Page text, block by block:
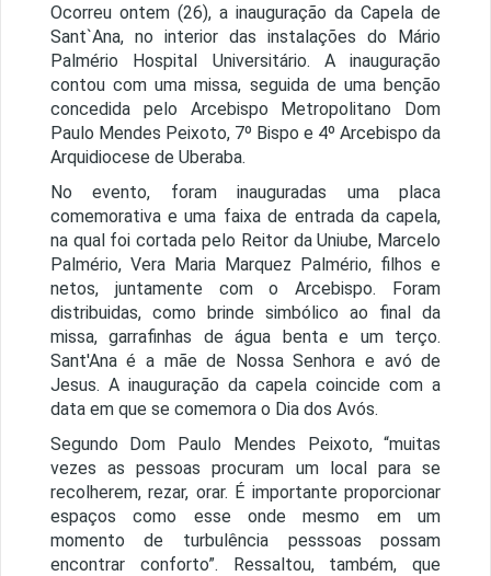
Ocorreu ontem (26), a inauguração da Capela de
Sant`Ana, no interior das instalações do
Mário
Palmério Hospital Universitário. A inauguração
contou com uma missa, seguida de uma benção
concedida pelo Arcebispo Metropolitano Dom
Paulo Mendes Peixoto, 7º Bispo e 4º Arcebispo da
Arquidiocese de Uberaba.
No evento, foram inauguradas uma placa
comemorativa e uma faixa de entrada da capela,
na qual foi cortada pelo Reitor da Uniube, Marcelo
Palmério, Vera Maria Marquez Palmério, filhos e
netos, juntamente com o Arcebispo. Foram
distribuidas, como brinde simbólico ao final da
missa, garrafinhas de água benta e um terço.
Sant'Ana é a mãe de Nossa Senhora e avó de
Jesus. A inauguração da capela coincide com a
data em que se comemora o Dia dos Avós.
Segundo Dom Paulo Mendes Peixoto, “muitas
vezes as pessoas procuram um local para se
recolherem, rezar, orar. É importante proporcionar
espaços como esse onde mesmo em um
momento de turbulência pesssoas possam
encontrar conforto”. Ressaltou, também, que